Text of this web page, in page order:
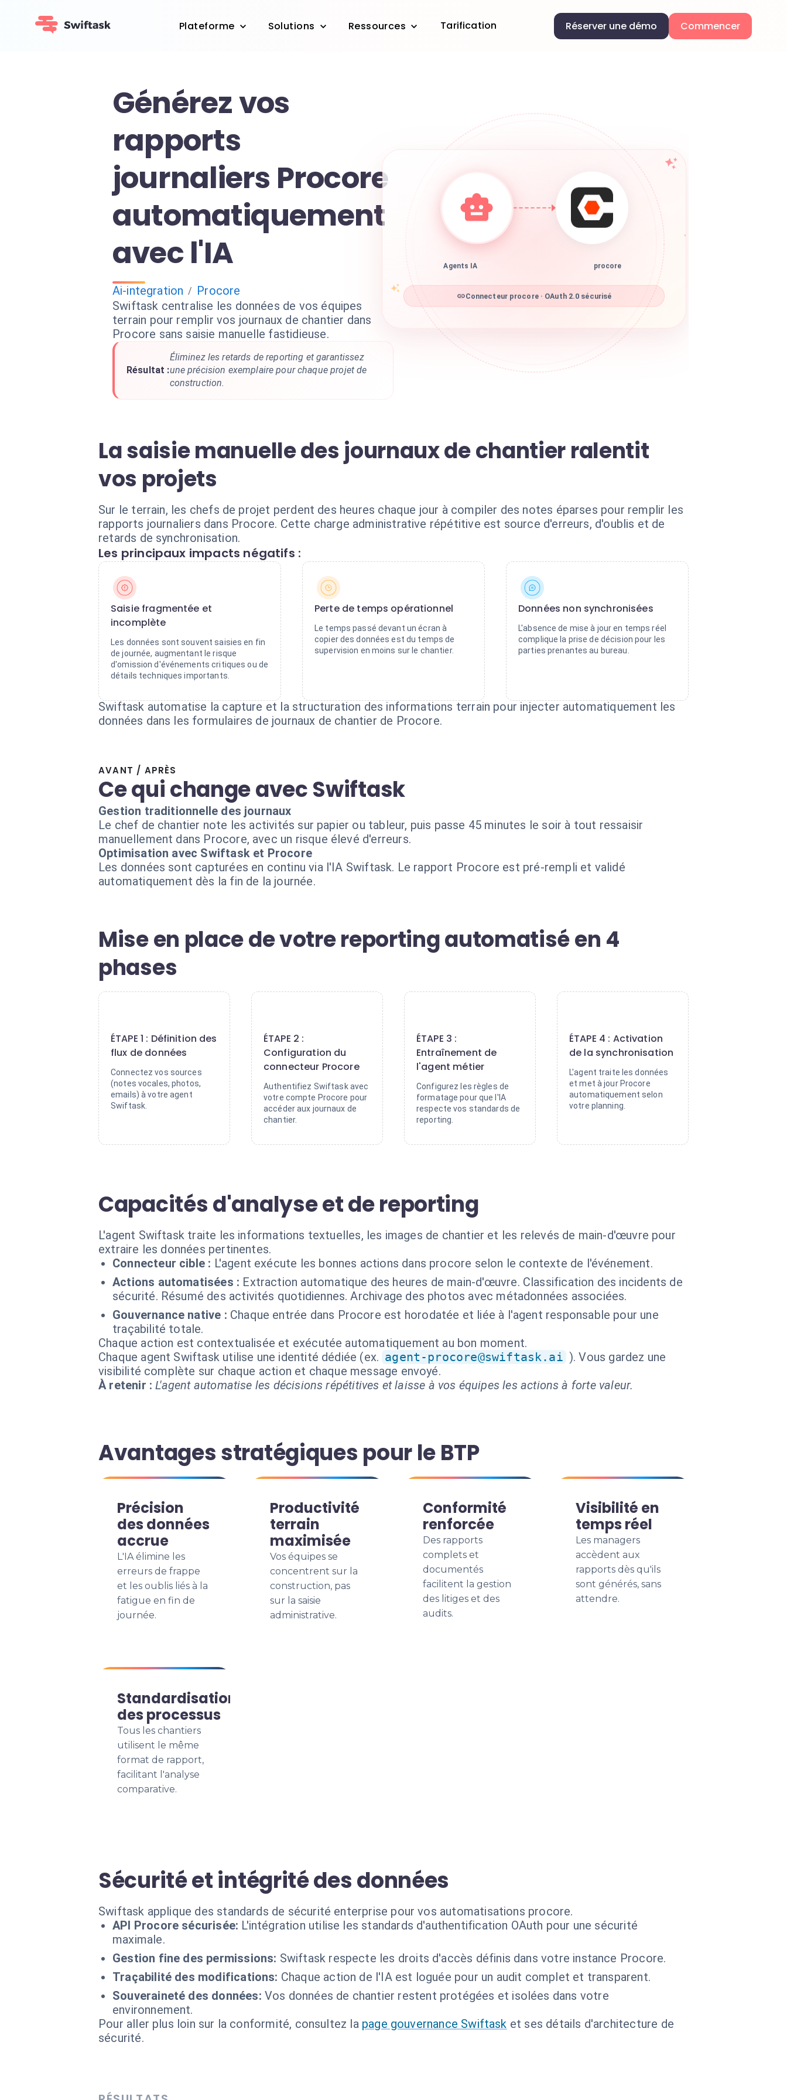
Plateforme Solutions Ressources Tarification Réserver une démo Commencer
Générez vos
rapports
journaliers Procore
automatiquement
avec l'IA
Ai-integration / Procore
Swiftask centralise les données de vos équipes
terrain pour remplir vos journaux de chantier dans
Procore sans saisie manuelle fastidieuse.
Résultat :
Éliminez les retards de reporting et garantissez
une précision exemplaire pour chaque projet de
construction.
Agents IA procore
Connecteur procore · OAuth 2.0 sécurisé
La saisie manuelle des journaux de chantier ralentit
vos projets
Sur le terrain, les chefs de projet perdent des heures chaque jour à compiler des notes éparses pour remplir les
rapports journaliers dans Procore. Cette charge administrative répétitive est source d'erreurs, d'oublis et de
retards de synchronisation.
Les principaux impacts négatifs :
Saisie fragmentée et
incomplète
Les données sont souvent saisies en fin
de journée, augmentant le risque
d'omission d'événements critiques ou de
détails techniques importants.
Perte de temps opérationnel
Le temps passé devant un écran à
copier des données est du temps de
supervision en moins sur le chantier.
Données non synchronisées
L'absence de mise à jour en temps réel
complique la prise de décision pour les
parties prenantes au bureau.
Swiftask automatise la capture et la structuration des informations terrain pour injecter automatiquement les
données dans les formulaires de journaux de chantier de Procore.
AVANT / APRÈS
Ce qui change avec Swiftask
Gestion traditionnelle des journaux
Le chef de chantier note les activités sur papier ou tableur, puis passe 45 minutes le soir à tout ressaisir
manuellement dans Procore, avec un risque élevé d'erreurs.
Optimisation avec Swiftask et Procore
Les données sont capturées en continu via l'IA Swiftask. Le rapport Procore est pré-rempli et validé
automatiquement dès la fin de la journée.
Mise en place de votre reporting automatisé en 4
phases
ÉTAPE 1 : Définition des
flux de données
Connectez vos sources
(notes vocales, photos,
emails) à votre agent
Swiftask.
ÉTAPE 2 :
Configuration du
connecteur Procore
Authentifiez Swiftask avec
votre compte Procore pour
accéder aux journaux de
chantier.
ÉTAPE 3 :
Entraînement de
l'agent métier
Configurez les règles de
formatage pour que l'IA
respecte vos standards de
reporting.
ÉTAPE 4 : Activation
de la synchronisation
L'agent traite les données
et met à jour Procore
automatiquement selon
votre planning.
Capacités d'analyse et de reporting
L'agent Swiftask traite les informations textuelles, les images de chantier et les relevés de main-d'œuvre pour
extraire les données pertinentes.
Connecteur cible : L'agent exécute les bonnes actions dans procore selon le contexte de l'événement.
Actions automatisées : Extraction automatique des heures de main-d'œuvre. Classification des incidents de
sécurité. Résumé des activités quotidiennes. Archivage des photos avec métadonnées associées.
Gouvernance native : Chaque entrée dans Procore est horodatée et liée à l'agent responsable pour une
traçabilité totale.
Chaque action est contextualisée et exécutée automatiquement au bon moment.
Chaque agent Swiftask utilise une identité dédiée (ex. agent-procore@swiftask.ai ). Vous gardez une
visibilité complète sur chaque action et chaque message envoyé.
À retenir : L'agent automatise les décisions répétitives et laisse à vos équipes les actions à forte valeur.
Avantages stratégiques pour le BTP
Précision
des données
accrue
L'IA élimine les
erreurs de frappe
et les oublis liés à la
fatigue en fin de
journée.
Productivité
terrain
maximisée
Vos équipes se
concentrent sur la
construction, pas
sur la saisie
administrative.
Conformité
renforcée
Des rapports
complets et
documentés
facilitent la gestion
des litiges et des
audits.
Visibilité en
temps réel
Les managers
accèdent aux
rapports dès qu'ils
sont générés, sans
attendre.
Standardisation
des processus
Tous les chantiers
utilisent le même
format de rapport,
facilitant l'analyse
comparative.
Sécurité et intégrité des données
Swiftask applique des standards de sécurité enterprise pour vos automatisations procore.
API Procore sécurisée: L'intégration utilise les standards d'authentification OAuth pour une sécurité
maximale.
Gestion fine des permissions: Swiftask respecte les droits d'accès définis dans votre instance Procore.
Traçabilité des modifications: Chaque action de l'IA est loguée pour un audit complet et transparent.
Souveraineté des données: Vos données de chantier restent protégées et isolées dans votre
environnement.
Pour aller plus loin sur la conformité, consultez la page gouvernance Swiftask et ses détails d'architecture de
sécurité.